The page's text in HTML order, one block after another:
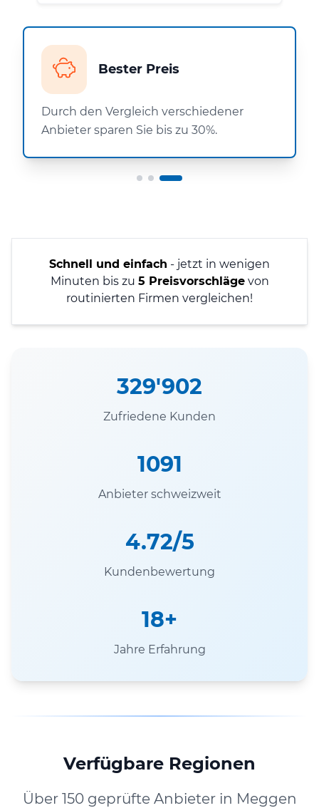
Bester Preis
Durch den Vergleich verschiedener
Anbieter sparen Sie bis zu 30%.
Schnell und einfach - jetzt in wenigen
Minuten bis zu 5 Preisvorschlägevon
routinierten Firmen vergleichen!
329'902
Zufriedene Kunden
1091
Anbieter schweizweit
4.72/5
Kundenbewertung
18+
Jahre Erfahrung
Verfügbare Regionen
Über 150 geprüfte Anbieter in Meggen